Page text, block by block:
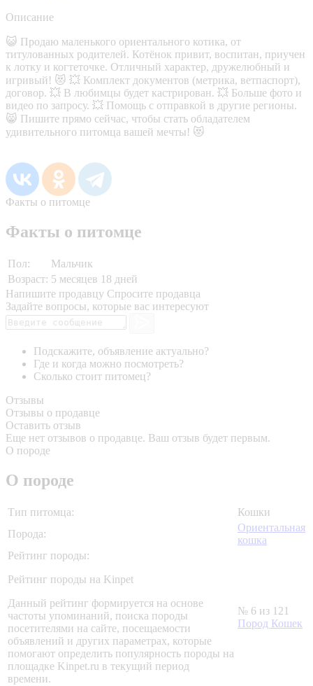
Описание
😺 Продаю маленького ориентального котика, от
титулованных родителей. Котёнок привит, воспитан, приучен
к лотку и когтеточке. Отличный характер, дружелюбный и
игривый! 😻 💥 Комплект документов (метрика, ветпаспорт),
договор. 💥 В любимцы будет кастрирован. 💥 Больше фото и
видео по запросу. 💥 Помощь с отправкой в другие регионы.
😸 Пишите прямо сейчас, чтобы стать обладателем
удивительного питомца вашей мечты! 😻
Факты о питомце
Факты о питомце
Пол:
Мальчик
Возраст: 5 месяцев 18 дней
Напишите продавцу Спросите продавца
Задайте вопросы, которые вас интересуют
Подскажите, объявление актуально?
Где и когда можно посмотреть?
Сколько стоит питомец?
Отзывы
Отзывы о продавце
Оставить отзыв
Еще нет отзывов о продавце. Ваш отзыв будет первым.
О породе
О породе
Тип питомца:
Кошки
Порода:
Ориентальная
кошка
Рейтинг породы:
Рейтинг породы на Kinpet
Данный рейтинг формируется на основе
частоты упоминаний, поиска породы
посетителями на сайте, посещаемости
объявлений и других параметрах, которые
помогают определить популярность породы на
площадке Kinpet.ru в текущий период
времени.
№ 6 из 121
Пород Кошек